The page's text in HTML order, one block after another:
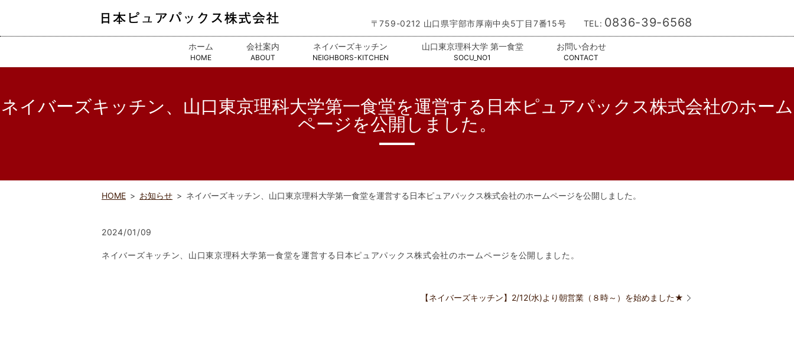
〒759-0212 山口県宇部市厚南中央5丁目7番15号 TEL: 0836-39-6568
ホーム
HOME
会社案内
ABOUT
ネイバーズキッチン
NEIGHBORS-KITCHEN
山口東京理科大学 第一食堂
SOCU_NO1
お問い合わせ
CONTACT
ネイバーズキッチン、山口東京理科大学第一食堂を運営する日本ピュアパックス株式会社のホーム
ページを公開しました。
HOME お知らせ ネイバーズキッチン、山口東京理科大学第一食堂を運営する日本ピュアパックス株式会社のホームページを公開しました。
2024/01/09
ネイバーズキッチン、山口東京理科大学第一食堂を運営する日本ピュアパックス株式会社のホームページを公開しました。
【ネイバーズキッチン】2/12(水)より朝営業（８時～）を始めました★